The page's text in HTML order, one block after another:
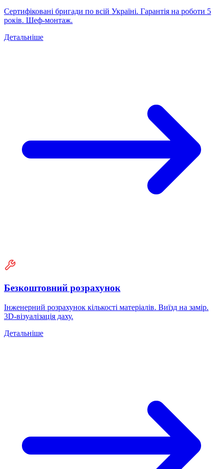
Сертифіковані бригади по всій Україні. Гарантія на роботи 5
років. Шеф-монтаж.
Детальніше
Безкоштовний розрахунок
Інженерний розрахунок кількості матеріалів. Виїзд на замір.
3D-візуалізація даху.
Детальніше